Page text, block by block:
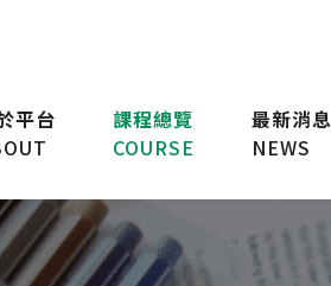
平台
課程總覽
COURSE
最新消息
NEWS